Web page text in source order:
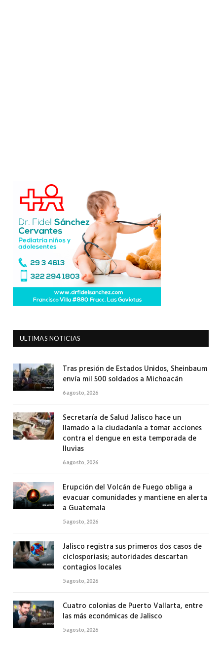
ULTIMAS NOTICIAS
Tras presión de Estados Unidos, Sheinbaum
envía mil 500 soldados a Michoacán
6 agosto, 2026
Secretaría de Salud Jalisco hace un
llamado a la ciudadanía a tomar acciones
contra el dengue en esta temporada de
lluvias
6 agosto, 2026
Erupción del Volcán de Fuego obliga a
evacuar comunidades y mantiene en alerta
a Guatemala
5 agosto, 2026
Jalisco registra sus primeros dos casos de
ciclosporiasis; autoridades descartan
contagios locales
5 agosto, 2026
Cuatro colonias de Puerto Vallarta, entre
las más económicas de Jalisco
5 agosto, 2026